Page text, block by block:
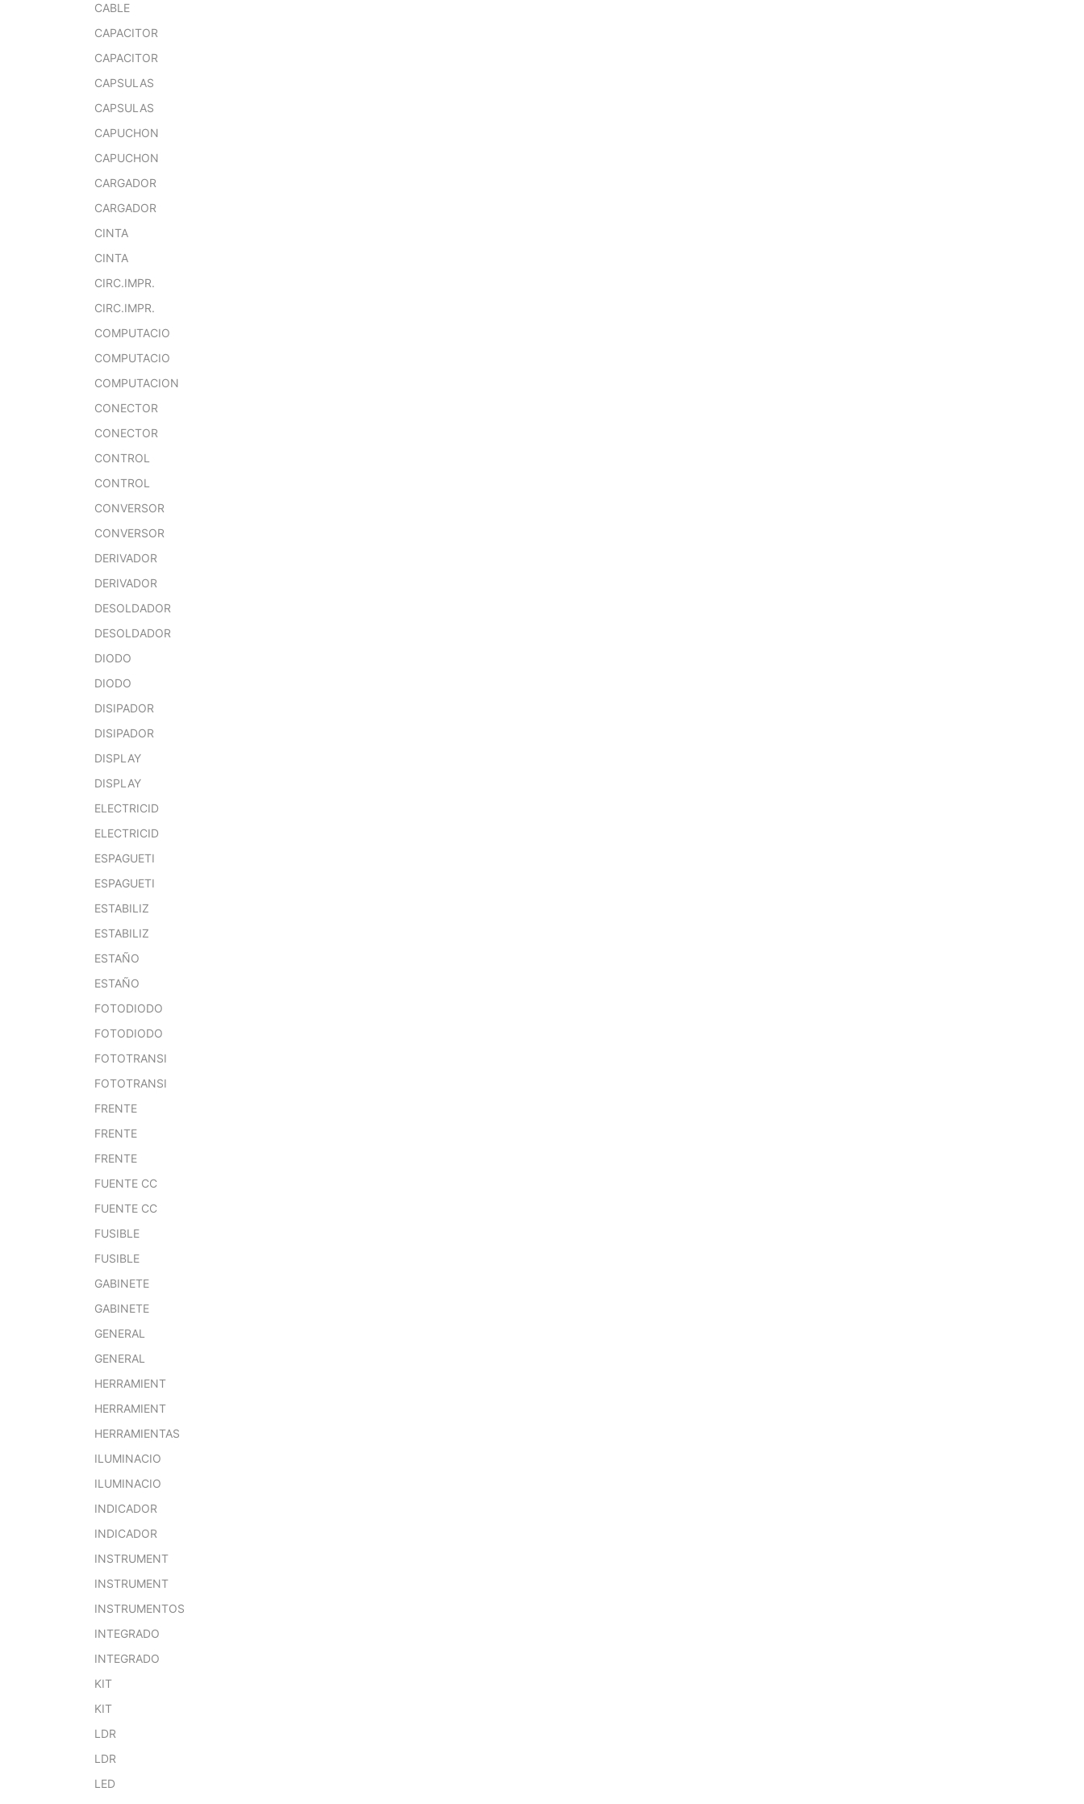
CABLE
CAPACITOR
CAPACITOR
CAPSULAS
CAPSULAS
CAPUCHON
CAPUCHON
CARGADOR
CARGADOR
CINTA
CINTA
CIRC.IMPR.
CIRC.IMPR.
COMPUTACIO
COMPUTACIO
COMPUTACION
CONECTOR
CONECTOR
CONTROL
CONTROL
CONVERSOR
CONVERSOR
DERIVADOR
DERIVADOR
DESOLDADOR
DESOLDADOR
DIODO
DIODO
DISIPADOR
DISIPADOR
DISPLAY
DISPLAY
ELECTRICID
ELECTRICID
ESPAGUETI
ESPAGUETI
ESTABILIZ
ESTABILIZ
ESTAÑO
ESTAÑO
FOTODIODO
FOTODIODO
FOTOTRANSI
FOTOTRANSI
FRENTE
FRENTE
FRENTE
FUENTE CC
FUENTE CC
FUSIBLE
FUSIBLE
GABINETE
GABINETE
GENERAL
GENERAL
HERRAMIENT
HERRAMIENT
HERRAMIENTAS
ILUMINACIO
ILUMINACIO
INDICADOR
INDICADOR
INSTRUMENT
INSTRUMENT
INSTRUMENTOS
INTEGRADO
INTEGRADO
KIT
KIT
LDR
LDR
LED